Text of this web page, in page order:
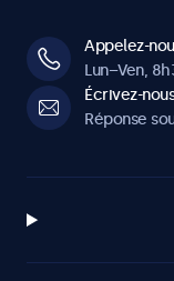
Appelez-
Lun–Ven,
Écrivez-
Réponse